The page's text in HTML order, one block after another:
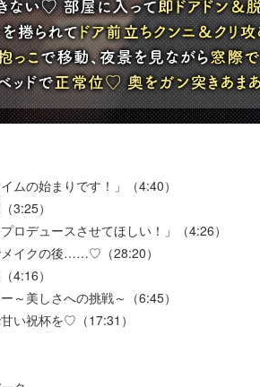
ムの始まりです！」（4:40）
3:25）
ロデュースさせてほしい！」（4:26）
イクの後……♡（28:20）
4:16）
～美しさへの挑戦～（6:45）
い祝杯を♡（17:31）